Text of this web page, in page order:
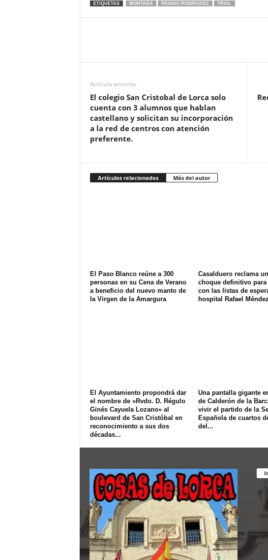
ETIQUETAS MONTAÑA REGINO RODRIGUEZ TRAIL
Artículo anterior
El colegio San Cristobal de Lorca solo
cuenta con 3 alumnos que hablan
castellano y solicitan su incorporación
a la red de centros con atención
preferente.
Artículos relacionados Más del autor
El Paso Blanco reúne a 300
personas en su Cena de Verano
a beneficio del nuevo manto de
la Virgen de la Amargura
Casalduero reclama
choque definitivo para
con las listas de
hospital Rafael Méndez
El Ayuntamiento propondrá dar
el nombre de »Rvdo. D. Régulo
Ginés Cayuela Lozano» al
boulevard de San Cristóbal en
reconocimiento a sus dos
décadas...
Una pantalla gigante
de Calderón de la
vivir el partido de la
Española de cuartos
del...